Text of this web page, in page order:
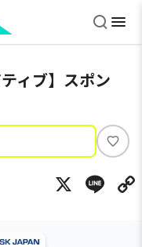
ィブ】スポン
い
ね
X